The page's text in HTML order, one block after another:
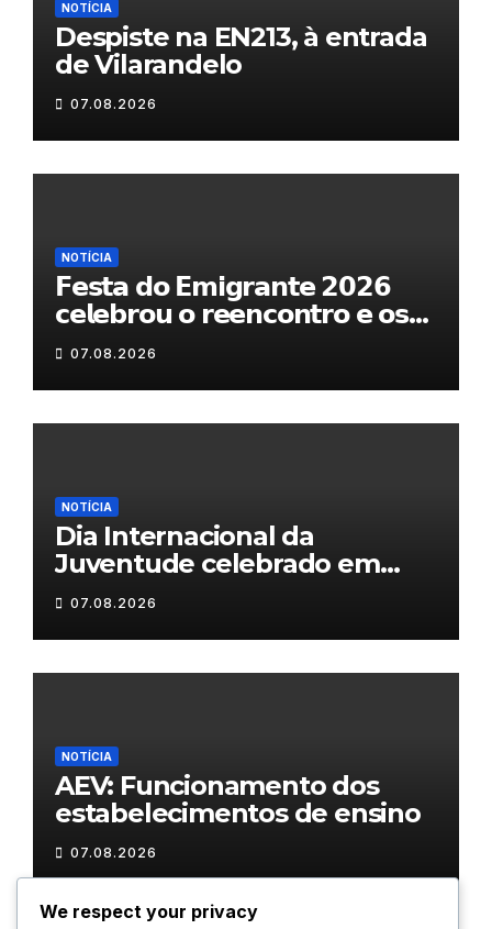
NOTÍCIA
Despiste na EN213, à entrada
de Vilarandelo
07.08.2026
NOTÍCIA
𝗙𝗲𝘀𝘁𝗮 𝗱𝗼 𝗘𝗺𝗶𝗴𝗿𝗮𝗻𝘁𝗲 𝟮𝟬𝟮𝟲
𝗰𝗲𝗹𝗲𝗯𝗿𝗼𝘂 𝗼 𝗿𝗲𝗲𝗻𝗰𝗼𝗻𝘁𝗿𝗼 𝗲 𝗼𝘀
𝗹𝗮𝗰̧𝗼𝘀 𝗾𝘂𝗲 𝘂𝗻𝗲𝗺 𝗠𝘂𝗿𝗰̧𝗮
07.08.2026
NOTÍCIA
Dia Internacional da
Juventude celebrado em
Chaves com atividades
gratuitas
07.08.2026
NOTÍCIA
AEV: Funcionamento dos
estabelecimentos de ensino
07.08.2026
We respect your privacy